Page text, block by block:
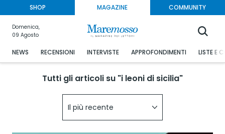
SHOP MAGAZINE COMMUNITY
Domenica,
09 Agosto
NEWS RECENSIONI INTERVISTE APPROFONDIMENTI LISTE E
Tutti gli articoli su "i leoni di sicilia"
Il più recente